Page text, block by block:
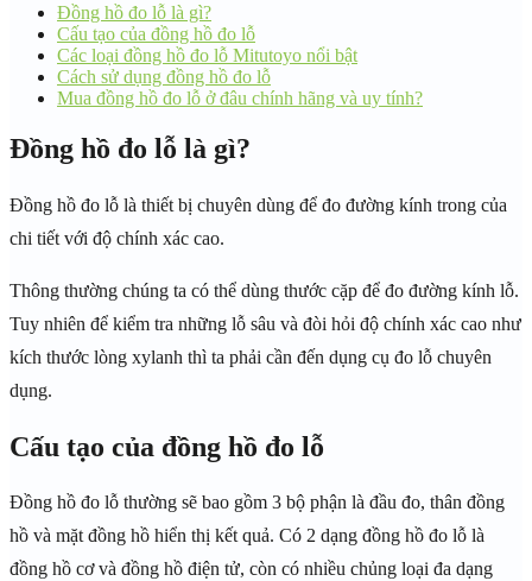
Đồng hồ đo lỗ là gì?
Cấu tạo của đồng hồ đo lỗ
Các loại đồng hồ đo lỗ Mitutoyo nổi bật
Cách sử dụng đồng hồ đo lỗ
Mua đồng hồ đo lỗ ở đâu chính hãng và uy tính?
Đồng hồ đo lỗ là gì?
Đồng hồ đo lỗ là thiết bị chuyên dùng để đo đường kính trong của
chi tiết với độ chính xác cao.
Thông thường chúng ta có thể dùng thước cặp để đo đường kính lỗ.
Tuy nhiên để kiểm tra những lỗ sâu và đòi hỏi độ chính xác cao như
kích thước lòng xylanh thì ta phải cần đến dụng cụ đo lỗ chuyên
dụng.
Cấu tạo của đồng hồ đo lỗ
Đồng hồ đo lỗ thường sẽ bao gồm 3 bộ phận là đầu đo, thân đồng
hồ và mặt đồng hồ hiển thị kết quả. Có 2 dạng đồng hồ đo lỗ là
đồng hồ cơ và đồng hồ điện tử, còn có nhiều chủng loại đa dạng